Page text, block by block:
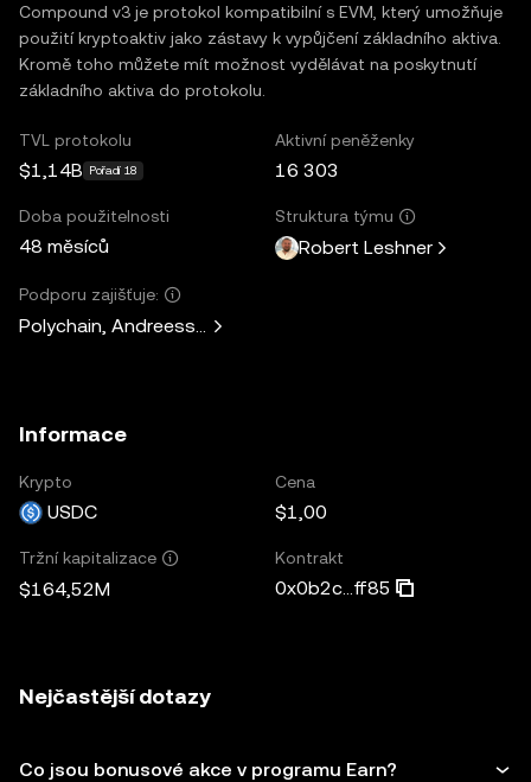
Compound v3 je protokol kompatibilní s EVM, který umožňuje
použití kryptoaktiv jako zástavy k vypůjčení základního aktiva.
Kromě toho můžete mít možnost vydělávat na poskytnutí
základního aktiva do protokolu.
TVL protokolu
$1,14B Pořadí 18
Aktivní peněženky
16 303
Doba použitelnosti
48 měsíců
Struktura týmu
Robert Leshner
Podporu zajišťuje:
Polychain, Andreessen Horowitz, Paradigm, Bain Capital
Informace
Krypto
USDC
Cena
$1,00
Tržní kapitalizace
$164,52M
Kontrakt
0x0b2c...ff85
Nejčastější dotazy
Co jsou bonusové akce v programu Earn?